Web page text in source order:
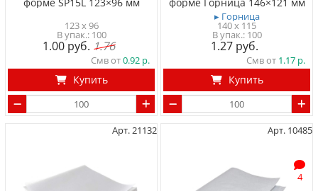
123 x 96
100
1.00 1.76
Смв от0.92
Купить
▸ Горница
140 x 115
100
1.27
Смв от 1.17
Купить
Арт. 21132 Арт. 10485
4